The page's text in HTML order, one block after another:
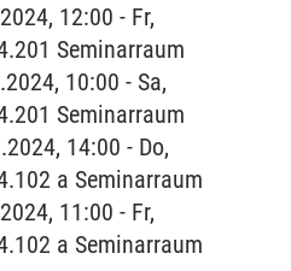
12:00 - Fr,
Seminarraum
10:00 - Sa,
Seminarraum
14:00 - Do,
a Seminarraum
11:00 - Fr,
a Seminarraum